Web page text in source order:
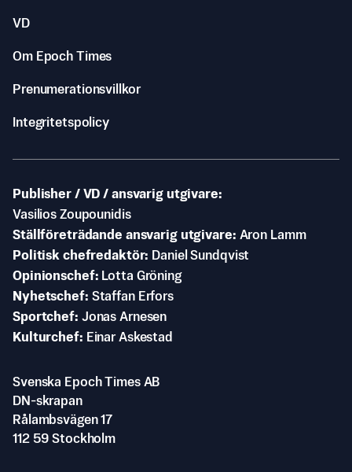
VD
Om Epoch Times
Prenumerationsvillkor
Integritetspolicy
Publisher / VD / ansvarig utgivare
Vasilios Zoupounidis
Ställföreträdande ansvarig utgivare Aron Lamm
Politisk chefredaktör
Daniel Sundqvist
Opinionschef
Lotta Gröning
Nyhetschef Staffan Erfors
Sportchef Jonas Arnesen
Kulturchef
Einar Askestad
Svenska Epoch Times AB
DN-skrapan
Rålambsvägen 17
112 59 Stockholm